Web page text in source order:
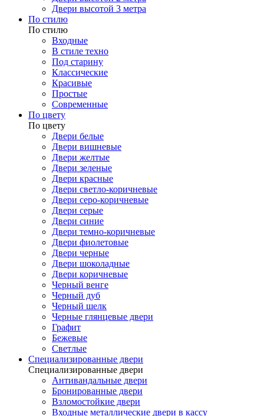
Двери высотой 3 метра
По стилю
По стилю
Входные
В стиле техно
Под старину
Классические
Красивые
Простые
Современные
По цвету
По цвету
Двери белые
Двери вишневые
Двери желтые
Двери зеленые
Двери красные
Двери светло-коричневые
Двери серо-коричневые
Двери серые
Двери синие
Двери темно-коричневые
Двери фиолетовые
Двери черные
Двери шоколадные
Двери коричневые
Черный венге
Черный дуб
Черный шелк
Черные глянцевые двери
Графит
Бежевые
Светлые
Специализированные двери
Специализированные двери
Антивандальные двери
Бронированные двери
Взломостойкие двери
Входные металлические двери в кассу